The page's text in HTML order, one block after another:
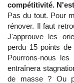
compétitivité.
Pas du tout. Pour
rénover. Il faut
J'approuve les
perdu 15 points
Pourrons-nous
entraînera
de masse ? Ou